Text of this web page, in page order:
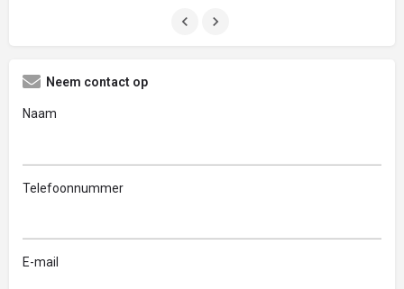
Neem contact op
Naam
Telefoonnummer
E-mail